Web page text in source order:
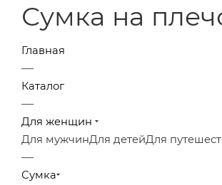
Сумка на
Главная
—
Каталог
—
Для женщин
Для мужчинДля детейДля
—
Сумка